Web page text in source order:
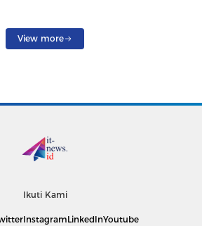
View more
Ikuti Kami
InstagramLinkedInYoutube